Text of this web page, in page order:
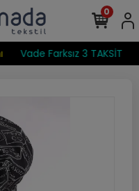
Vade Farksız 3 TAKSİT
0